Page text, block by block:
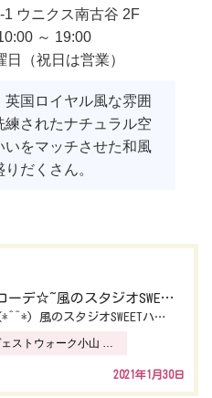
1 ウニクス南古谷 2F
～ 19:00
（祝日は営業）
国ロイヤル風な雰囲
されたナチュラル空
いをマッチさせた和風
だくさん。
七五三☆節分コーデ☆~風のスタジオSWEETハーヴェストウォーク小山店~
皆様こんにちは(*^^*) 風のスタジオSWEETハーヴェストウォーク小山店でございます。 もうすぐ…
ウォーク小山 風のスタジオ SWEET
2021年1月30日